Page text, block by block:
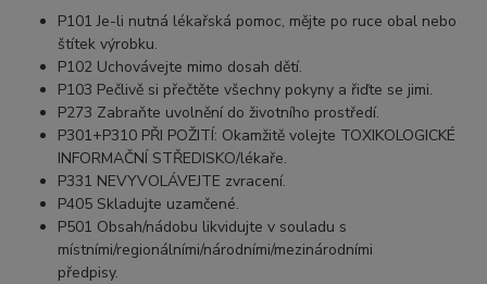
P101 Je-li nutná lékařská pomoc, mějte po ruce obal nebo
štítek výrobku.
P102 Uchovávejte mimo dosah dětí.
P103 Pečlivě si přečtěte všechny pokyny a řiďte se jimi.
P273 Zabraňte uvolnění do životního prostředí.
P301+P310 PŘI POŽITÍ: Okamžitě volejte TOXIKOLOGICKÉ
INFORMAČNÍ STŘEDISKO/lékaře.
P331 NEVYVOLÁVEJTE zvracení.
P405 Skladujte uzamčené.
P501 Obsah/nádobu likvidujte v souladu s
místními/regionálními/národními/mezinárodními
předpisy.